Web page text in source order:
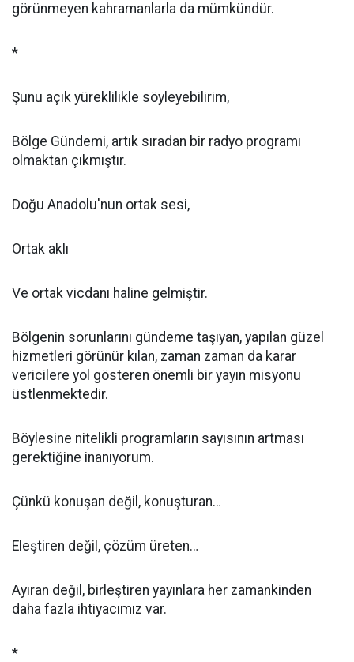
görünmeyen kahramanlarla da mümkündür.
*
Şunu açık yüreklilikle söyleyebilirim,
Bölge Gündemi, artık sıradan bir radyo programı
olmaktan çıkmıştır.
Doğu Anadolu'nun ortak sesi,
Ortak aklı
Ve ortak vicdanı haline gelmiştir.
Bölgenin sorunlarını gündeme taşıyan, yapılan güzel
hizmetleri görünür kılan, zaman zaman da karar
vericilere yol gösteren önemli bir yayın misyonu
üstlenmektedir.
Böylesine nitelikli programların sayısının artması
gerektiğine inanıyorum.
Çünkü konuşan değil, konuşturan…
Eleştiren değil, çözüm üreten…
Ayıran değil, birleştiren yayınlara her zamankinden
daha fazla ihtiyacımız var.
*